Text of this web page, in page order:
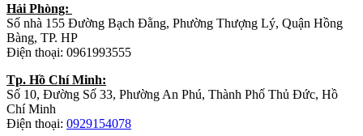
Hải Phòng:
Số nhà 155 Đường Bạch Đằng, Phường Thượng Lý, Quận Hồng
Bàng, TP. HP
Điện thoại: 0961993555
Tp. Hồ Chí Minh:
Số 10, Đường Số 33, Phường An Phú, Thành Phố Thủ Đức, Hồ
Chí Minh
Điện thoại: 0929154078